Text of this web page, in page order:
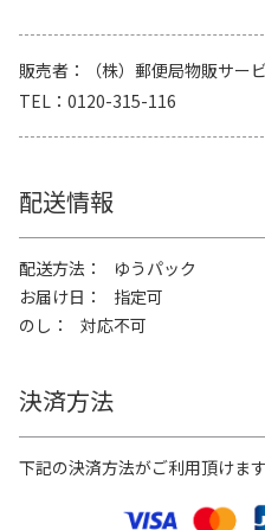
販売者
（株）郵便局物販サー
TEL
0120-315-116
配送情報
配送方法
ゆうパック
お届け日
指定可
のし
対応不可
決済方法
下記の決済方法がご利用頂けます